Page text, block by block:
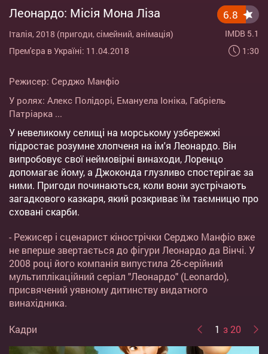
Леонардо: Місія Мона Ліза
Італія, 2018 (пригоди, сімейний, анімація)
Прем'єра в Україні: 11.04.2018
6.8
IMDB 5.1
1:30
Режисер: Серджо Манфіо
У ролях: Алекс Полідорі, Емануела Іоніка, Габріель
Патріарка ...
У невеликому селищі на морському узбережжі
підростає розумне хлопченя на ім'я Леонардо. Він
випробовує свої неймовірні винаходи, Лоренцо
допомагає йому, а Джоконда глузливо спостерігає за
ними. Пригоди починаються, коли вони зустрічають
загадкового казкаря, який розкриває їм таємницю про
сховані скарби.
- Режисер і сценарист кінострічки Серджо Манфіо вже
не вперше звертається до фігури Леонардо да Вінчі. У
2008 році його компанія випустила 26-серійний
мультиплікаційний серіал "Леонардо" (Leonardo),
присвячений уявному дитинству видатного
винахідника.
Кадри 1 з 20